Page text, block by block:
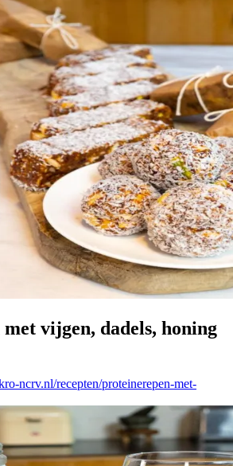
vijgen, dadels, honing
ncrv.nl/recepten/proteinerepen-met-